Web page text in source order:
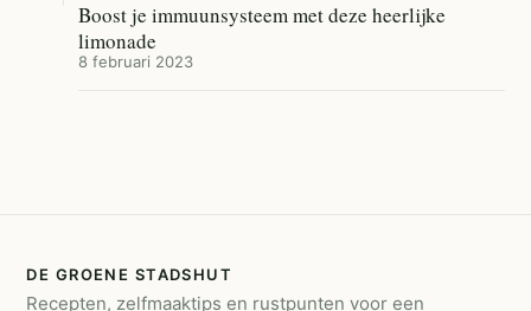
Boost je immuunsysteem met deze heerlijke
limonade
8 februari 2023
DE GROENE STADSHUT
Recepten, zelfmaaktips en rustpunten voor een